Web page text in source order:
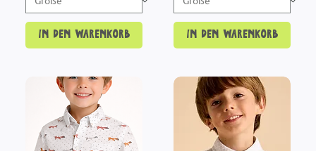
In den Warenkorb In den Warenkorb